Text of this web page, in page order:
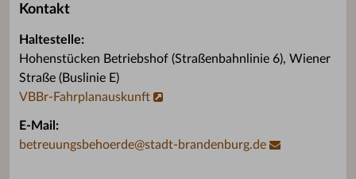
Kontakt
Haltestelle:
Hohenstücken Betriebshof (Straßenbahnlinie 6), Wiener
Straße (Buslinie E)
VBBr-Fahrplanauskunft
E-Mail:
betreuungsbehoerde@stadt-brandenburg.de